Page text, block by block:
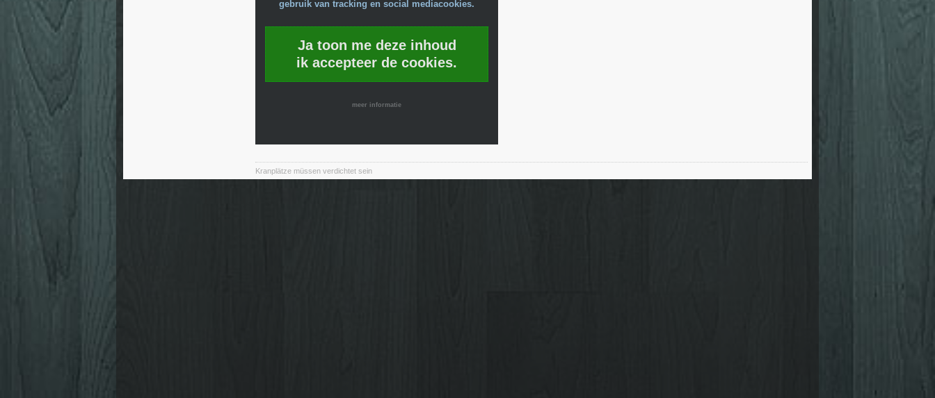
gebruik van tracking en social mediacookies.
Ja toon me deze inhoud
ik accepteer de cookies.
meer informatie
Kranplätze müssen verdichtet sein